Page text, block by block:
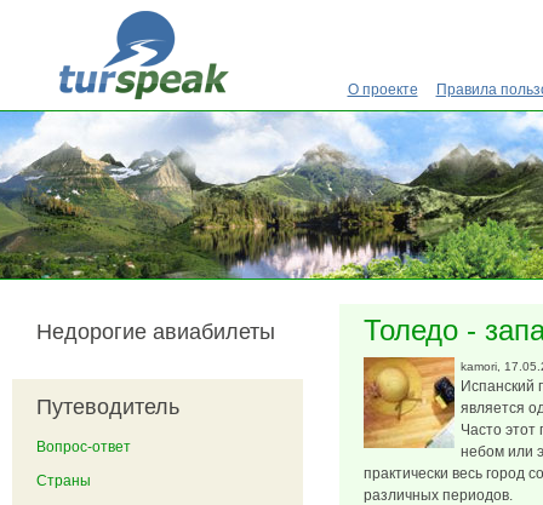
Перейти к основному содержанию
О проекте Правила
Толедо -
kamori ,
Испанский
является
Часто
небом или
практически весь город
различных периодов.
Недорогие авиабилеты
Путеводитель
Вопрос-ответ
Страны